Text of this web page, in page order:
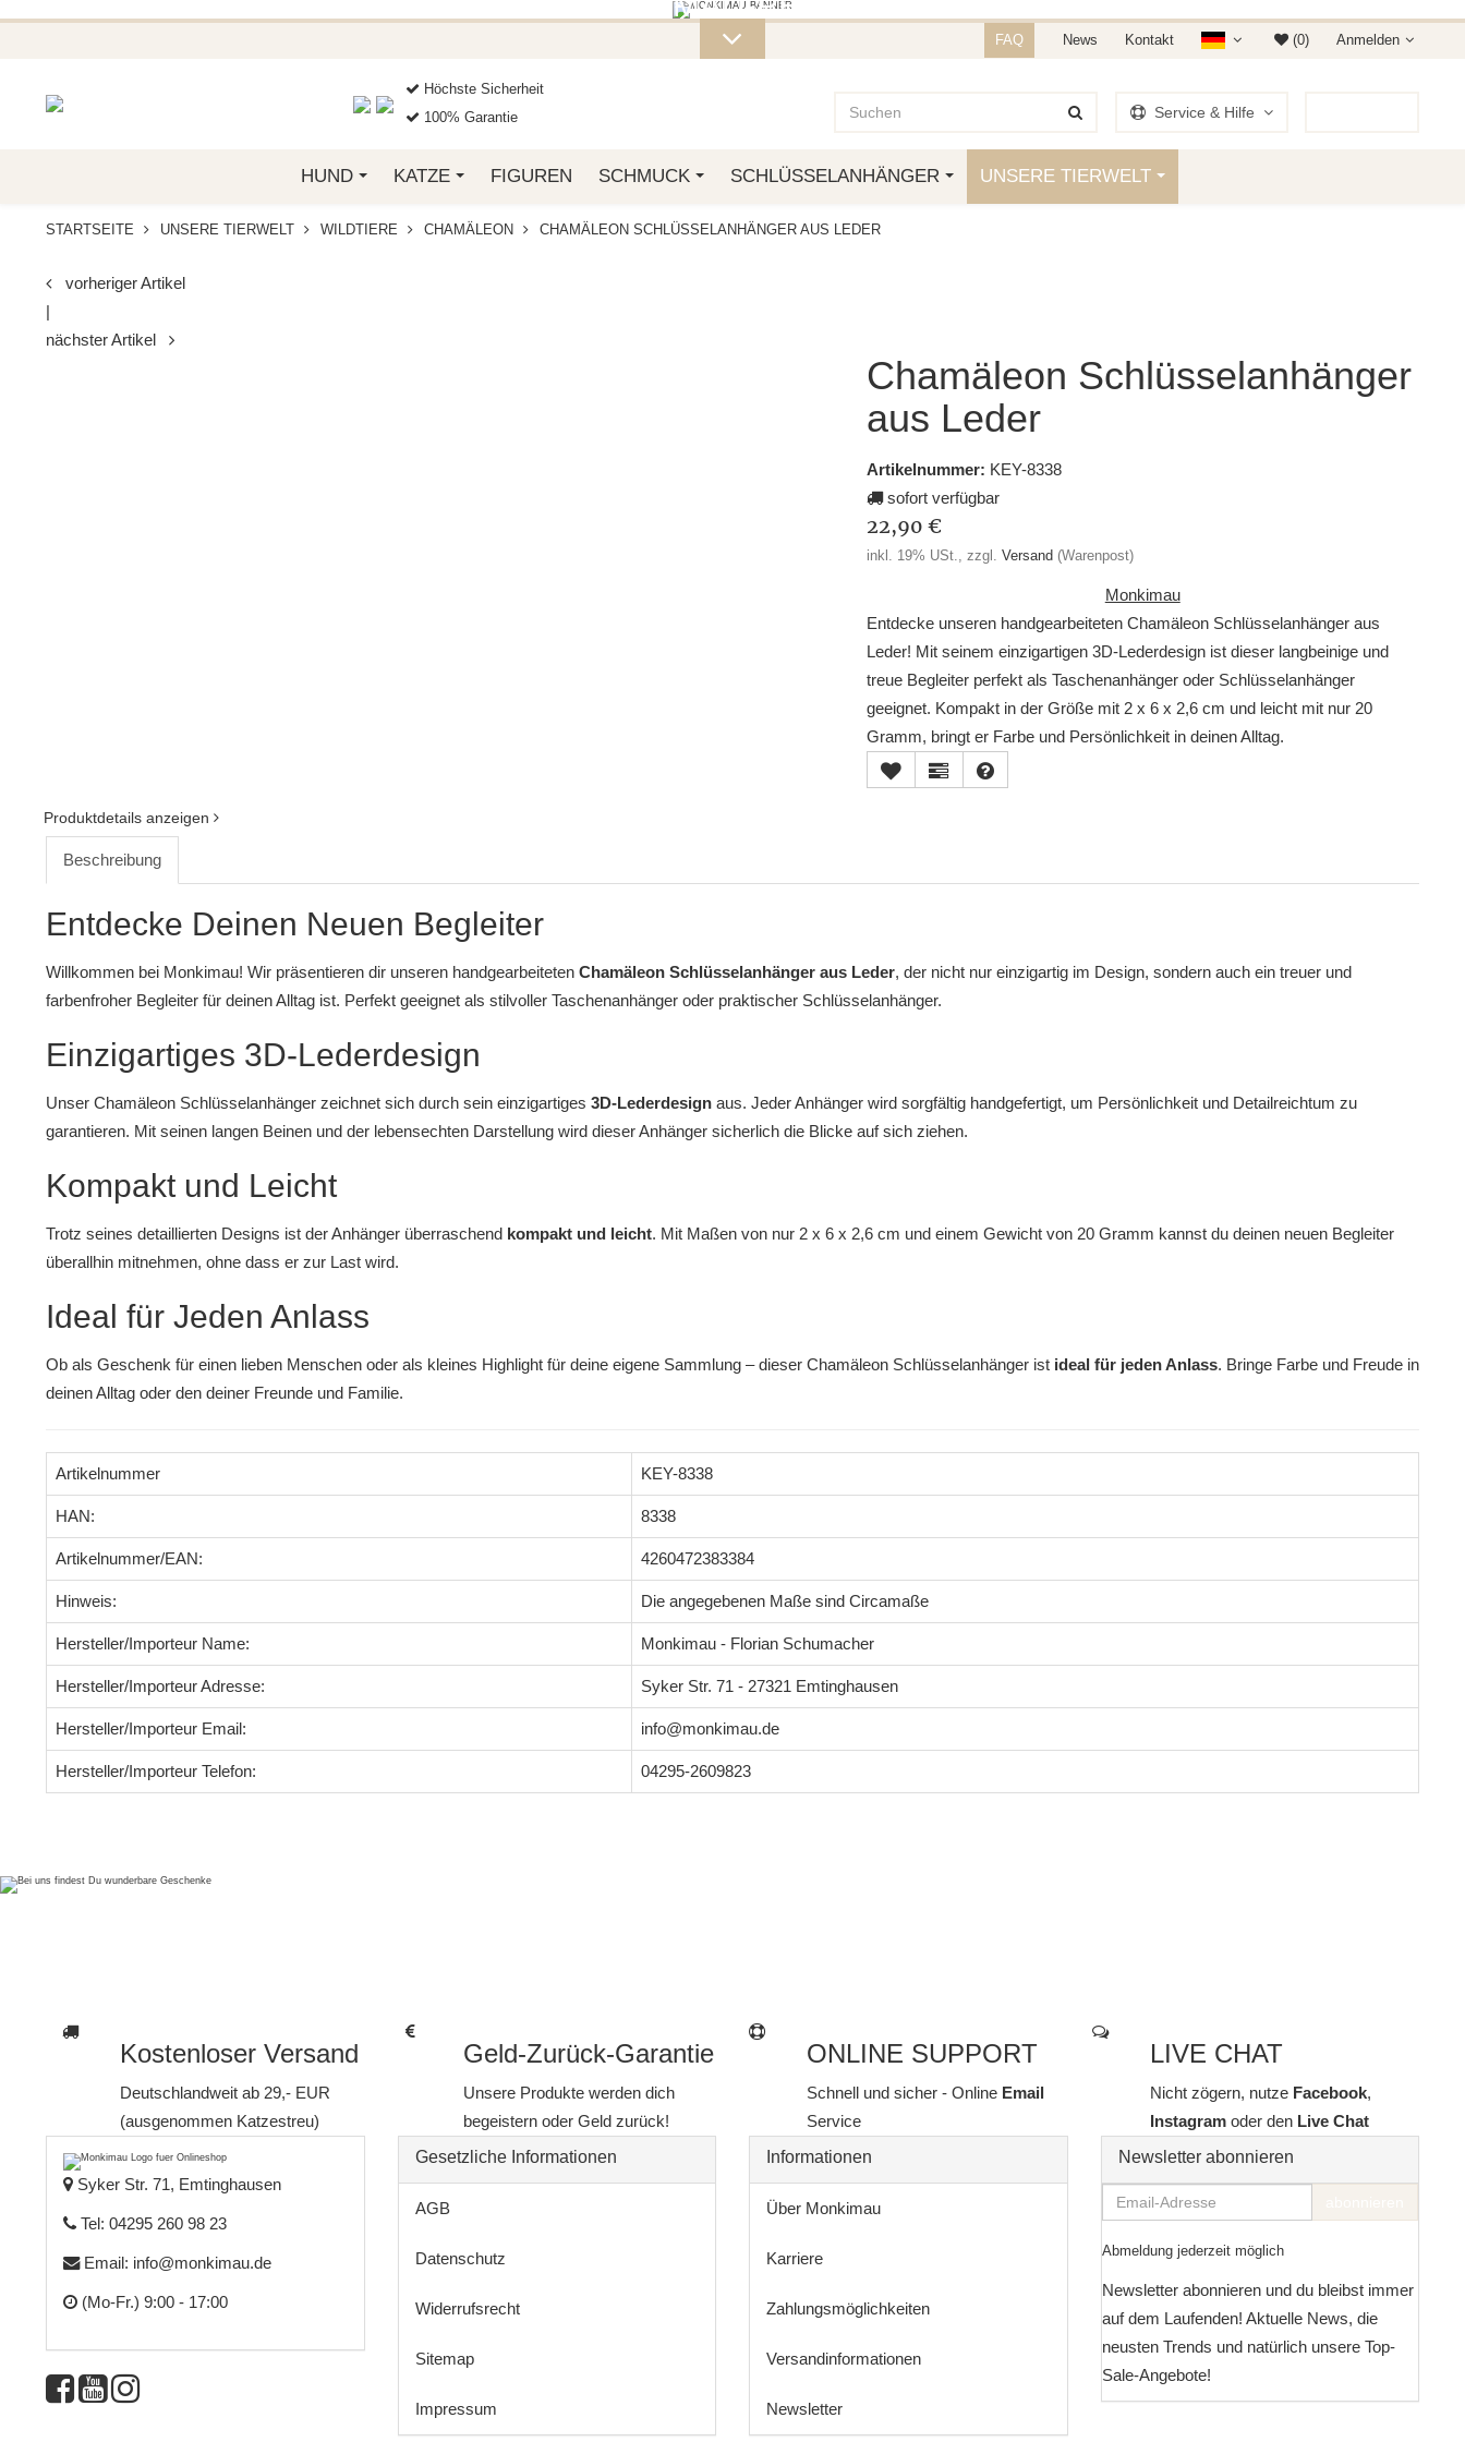
OTTO.
FAQ News Kontakt (0) Anmelden
Höchste Sicherheit
100% Garantie
Service & Hilfe
HUND KATZE FIGUREN SCHMUCK SCHLÜSSELANHÄNGER UNSERE TIERWELT
STARTSEITE UNSERE TIERWELT WILDTIERE CHAMÄLEON CHAMÄLEON SCHLÜSSELANHÄNGER AUS LEDER
vorheriger Artikel
nächster Artikel
Chamäleon Schlüsselanhänger
aus Leder
Artikelnummer: KEY-8338
sofort verfügbar
22,90 €
inkl. 19% USt., zzgl. Versand (Warenpost)
Monkimau
Entdecke unseren handgearbeiteten Chamäleon Schlüsselanhänger aus
Leder! Mit seinem einzigartigen 3D-Lederdesign ist dieser langbeinige und
treue Begleiter perfekt als Taschenanhänger oder Schlüsselanhänger
geeignet. Kompakt in der Größe mit 2 x 6 x 2,6 cm und leicht mit nur 20
Gramm, bringt er Farbe und Persönlichkeit in deinen Alltag.
Produktdetails anzeigen
Beschreibung
Entdecke Deinen Neuen Begleiter
Willkommen bei Monkimau! Wir präsentieren dir unseren handgearbeiteten Chamäleon Schlüsselanhänger aus Leder, der nicht nur einzigartig im Design, sondern auch ein treuer und
farbenfroher Begleiter für deinen Alltag ist. Perfekt geeignet als stilvoller Taschenanhänger oder praktischer Schlüsselanhänger.
Einzigartiges 3D-Lederdesign
Unser Chamäleon Schlüsselanhänger zeichnet sich durch sein einzigartiges 3D-Lederdesign aus. Jeder Anhänger wird sorgfältig handgefertigt, um Persönlichkeit und Detailreichtum zu
garantieren. Mit seinen langen Beinen und der lebensechten Darstellung wird dieser Anhänger sicherlich die Blicke auf sich ziehen.
Kompakt und Leicht
Trotz seines detaillierten Designs ist der Anhänger überraschend kompakt und leicht. Mit Maßen von nur 2 x 6 x 2,6 cm und einem Gewicht von 20 Gramm kannst du deinen neuen Begleiter
überallhin mitnehmen, ohne dass er zur Last wird.
Ideal für Jeden Anlass
Ob als Geschenk für einen lieben Menschen oder als kleines Highlight für deine eigene Sammlung – dieser Chamäleon Schlüsselanhänger ist ideal für jeden Anlass. Bringe Farbe und Freude in
deinen Alltag oder den deiner Freunde und Familie.
Artikelnummer KEY-8338
HAN: 8338
Artikelnummer/EAN: 4260472383384
Hinweis: Die angegebenen Maße sind Circamaße
Hersteller/Importeur Name: Monkimau - Florian Schumacher
Hersteller/Importeur Adresse: Syker Str. 71 - 27321 Emtinghausen
Hersteller/Importeur Email: info@monkimau.de
Hersteller/Importeur Telefon: 04295-2609823
Kostenloser Versand
Deutschlandweit ab 29,- EUR
(ausgenommen Katzestreu)
Geld-Zurück-Garantie
Unsere Produkte werden dich
begeistern oder Geld zurück!
ONLINE SUPPORT
Schnell und sicher - Online Email
Service
LIVE CHAT
Nicht zögern, nutze Facebook,
Instagram oder denLive Chat
Syker Str. 71, Emtinghausen
Tel: 04295 260 98 23
Email: info@monkimau.de
(Mo-Fr.) 9:00 - 17:00
Gesetzliche Informationen
AGB
Datenschutz
Widerrufsrecht
Sitemap
Impressum
Informationen
Über Monkimau
Karriere
Zahlungsmöglichkeiten
Versandinformationen
Newsletter
Newsletter abonnieren
Email-
Adresse
Abmeldung jederzeit möglich
Newsletter abonnieren und du bleibst immer
auf dem Laufenden! Aktuelle News, die
neusten Trends und natürlich unsere Top-
Sale-Angebote!